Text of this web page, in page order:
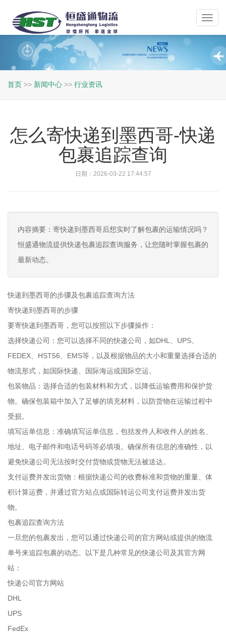
首页 >> 新闻中心 >> 行业资讯
怎么寄快递到墨西哥-快递
包裹追踪查询
日期：2026-03-22 17:44:57
内容摘要：寄快递到墨西哥后想实时了解包裹的运输情况吗？
恒盛通物流提供快递包裹追踪查询服务，让您随时掌握包裹的
最新动态。
快递到墨西哥的步骤及包裹追踪查询方法
寄快递到墨西哥的步骤
要寄快递到墨西哥，您可以按照以下步骤操作：
选择快递公司：您可以选择不同的快递公司，如DHL、UPS、
FEDEX、HST56、EMS等，以及根据物品的大小和重量选择合适的
物流形式，如国际快递、国际海运或国际空运。
包装物品：选择合适的包装材料和方式，以降低运输费用和保护货
物。确保包装箱中加入了足够的填充材料，以防货物在运输过程中
受损。
填写运单信息：准确填写运单信息，包括发件人和收件人的姓名、
地址、电子邮件和电话号码等必填项。确保所有信息的准确性，以
避免快递公司无法按时交付货物或货物无法被送达。
支付运费并发出货物：根据快递公司的收费标准和货物的重量、体
积计算运费，并通过官方站点或国际转运公司支付运费并发出货
物。
包裹追踪查询方法
一旦您的包裹发出，您可以通过快递公司的官方网站或提供的物流
单号来追踪包裹的动态。以下是几种常见的快递公司及其官方网
站：
快递公司官方网站
DHL
UPS
FedEx